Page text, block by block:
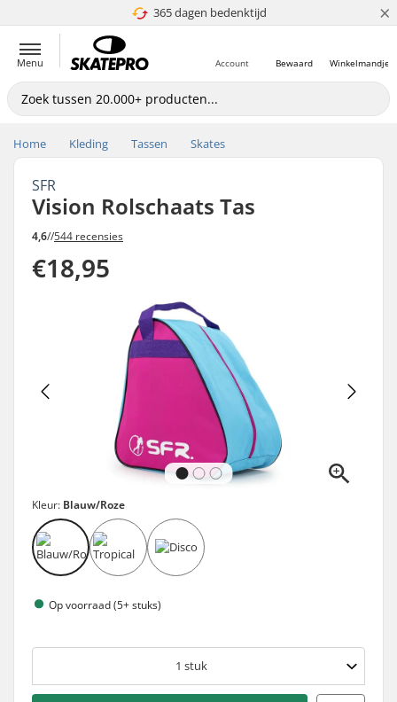
365 dagen bedenktijd
4.8 van 5 ×
Menu Winkelmandje
Bewaard
Account
Home Kleding Tassen Skates
SFR
Vision Rolschaats Tas
4,6//544 recensies
€18,95
Kleur: Blauw/Roze
Op voorraad (5+ stuks)
1 stuk